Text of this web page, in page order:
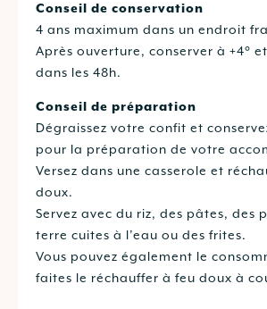
Conseil de conservation
4 ans maximum dans un endroit
Après ouverture, conserver à +4°
dans les 48h.
Conseil de préparation
Dégraissez votre confit et
pour la préparation de votre
Versez dans une casserole et
doux.
Servez avec du riz, des pâtes, des
terre cuites à l’eau ou des frites.
Vous pouvez également le
faites le réchauffer à feu doux à